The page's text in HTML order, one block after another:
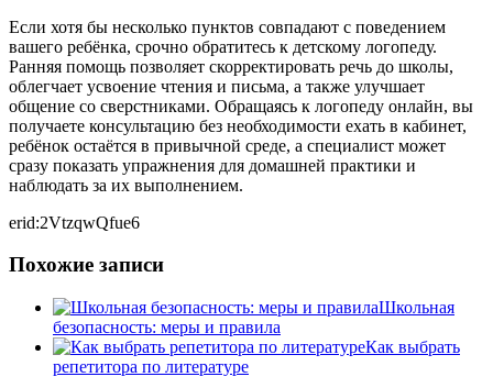
Если хотя бы несколько пунктов совпадают с поведением
вашего ребёнка, срочно обратитесь к детскому логопеду.
Ранняя помощь позволяет скорректировать речь до школы,
облегчает усвоение чтения и письма, а также улучшает
общение со сверстниками. Обращаясь к логопеду онлайн, вы
получаете консультацию без необходимости ехать в кабинет,
ребёнок остаётся в привычной среде, а специалист может
сразу показать упражнения для домашней практики и
наблюдать за их выполнением.
erid:2VtzqwQfue6
Похожие записи
Школьная
безопасность: меры и правила
Как выбрать
репетитора по литературе